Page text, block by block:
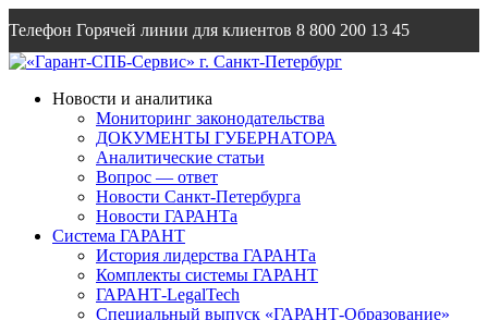
Телефон Горячей линии для клиентов 8 800 200 13 45
Emailinfo@garantsp.ru
Новости и аналитика
Мониторинг законодательства
ДОКУМЕНТЫ ГУБЕРНАТОРА
Аналитические статьи
Вопрос — ответ
Новости Санкт-Петербурга
Новости ГАРАНТа
Система ГАРАНТ
История лидерства ГАРАНТа
Комплекты системы ГАРАНТ
ГАРАНТ-LegalTech
Специальный выпуск «ГАРАНТ-Образование»